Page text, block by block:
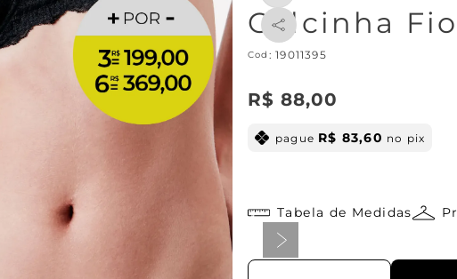
Calcinha
: 19011395
R$ 88,00
pague R$ 83,60 no pix
Tabela de Medidas